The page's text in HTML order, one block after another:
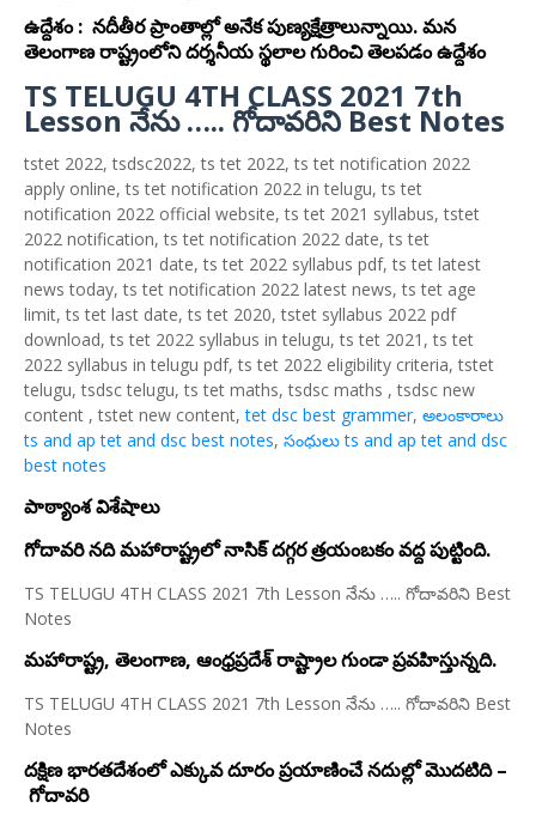
ఉద్దేశం : నదీతీర ప్రాంతాల్లో అనేక పుణ్యక్షేత్రాలున్నాయి. మన
తెలంగాణ రాష్ట్రంలోని దర్శనీయ స్థలాల గురించి తెలపడం ఉద్దేశం
TS TELUGU 4TH CLASS 2021 7th
Lesson నేను ….. గోదావరిని Best Notes
tstet 2022, tsdsc2022, ts tet 2022, ts tet notification 2022
apply online, ts tet notification 2022 in telugu, ts tet
notification 2022 official website, ts tet 2021 syllabus, tstet
2022 notification, ts tet notification 2022 date, ts tet
notification 2021 date, ts tet 2022 syllabus pdf, ts tet latest
news today, ts tet notification 2022 latest news, ts tet age
limit, ts tet last date, ts tet 2020, tstet syllabus 2022 pdf
download, ts tet 2022 syllabus in telugu, ts tet 2021, ts tet
2022 syllabus in telugu pdf, ts tet 2022 eligibility criteria, tstet
telugu, tsdsc telugu, ts tet maths, tsdsc maths , tsdsc new
content , tstet new content,tet dsc best grammer, అలంకారాలు
ts and ap tet and dsc best notes, సంధులు ts and ap tet and dsc
best notes
పాఠ్యాంశ విశేషాలు
గోదావరి నది మహారాష్ట్రలో నాసిక్ దగ్గర త్రయంబకం వద్ద పుట్టింది.
TS TELUGU 4TH CLASS 2021 7th Lesson నేను ….. గోదావరిని Best
Notes
మహారాష్ట్ర, తెలంగాణ, ఆంధ్రప్రదేశ్ రాష్ట్రాల గుండా ప్రవహిస్తున్నది.
TS TELUGU 4TH CLASS 2021 7th Lesson నేను ….. గోదావరిని Best
Notes
దక్షిణ భారతదేశంలో ఎక్కువ దూరం ప్రయాణించే నదుల్లో మొదటిది –
గోదావరి